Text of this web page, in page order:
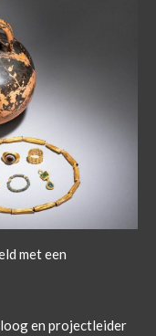
met een
en projectleider